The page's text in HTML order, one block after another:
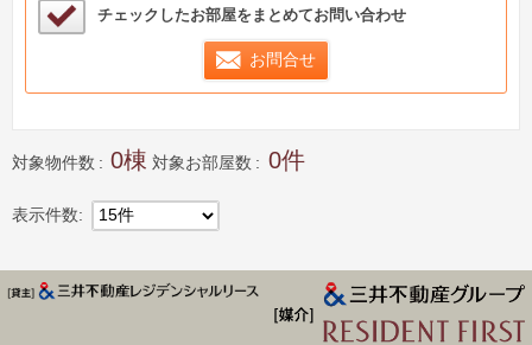
検討中リストサンプル
チェックしたお部屋をまとめてお問い合わせ
お問合せ
対象物件数 0 対象お部屋数 0
表示件数 15件